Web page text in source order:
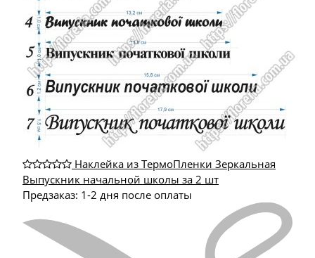
Наклейка из ТермоПленки Зеркальная
Выпускник начальной школы за 2 шт
Предзаказ: 1-2 дня после оплаты